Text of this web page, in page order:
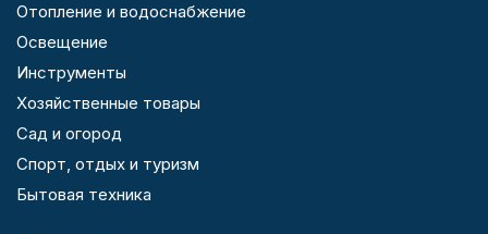
Отопление и водоснабжение
Освещение
Инструменты
Хозяйственные товары
Сад и огород
Спорт, отдых и туризм
Бытовая техника